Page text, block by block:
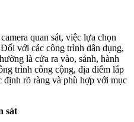
quan sát, việc lựa chọn
với các công trình dân dụng,
là cửa ra vào, sảnh, hành
trình công cộng, địa điểm lắp
định rõ ràng và phù hợp với mục
sát